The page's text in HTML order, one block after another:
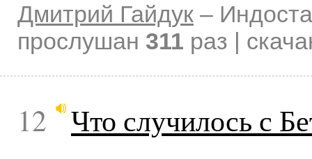
Дмитрий Гайдук –
прослушан 311 раз |
12 Что случилось с